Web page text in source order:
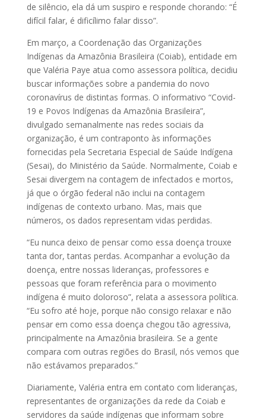
de silêncio, ela dá um suspiro e responde chorando: “É
difícil falar, é dificílimo falar disso”.
Em março, a Coordenação das Organizações
Indígenas da Amazônia Brasileira (Coiab), entidade em
que Valéria Paye atua como assessora política, decidiu
buscar informações sobre a pandemia do novo
coronavírus de distintas formas. O informativo “Covid-
19 e Povos Indígenas da Amazônia Brasileira”,
divulgado semanalmente nas redes sociais da
organização, é um contraponto às informações
fornecidas pela Secretaria Especial de Saúde Indígena
(Sesai), do Ministério da Saúde. Normalmente, Coiab e
Sesai divergem na contagem de infectados e mortos,
já que o órgão federal não inclui na contagem
indígenas de contexto urbano. Mas, mais que
números, os dados representam vidas perdidas.
“Eu nunca deixo de pensar como essa doença trouxe
tanta dor, tantas perdas. Acompanhar a evolução da
doença, entre nossas lideranças, professores e
pessoas que foram referência para o movimento
indígena é muito doloroso”, relata a assessora política.
“Eu sofro até hoje, porque não consigo relaxar e não
pensar em como essa doença chegou tão agressiva,
principalmente na Amazônia brasileira. Se a gente
compara com outras regiões do Brasil, nós vemos que
não estávamos preparados.”
Diariamente, Valéria entra em contato com lideranças,
representantes de organizações da rede da Coiab e
servidores da saúde indígenas que informam sobre